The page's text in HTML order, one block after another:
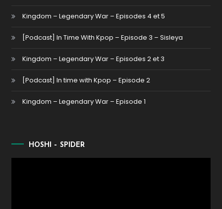
Kingdom – Legendary War – Episodes 4 et 5
[Podcast] In Time With Kpop – Episode 3 – Sisleya
Kingdom – Legendary War – Episodes 2 et 3
[Podcast] In time with Kpop – Episode 2
Kingdom – Legendary War – Episode 1
HOSHI – SPIDER